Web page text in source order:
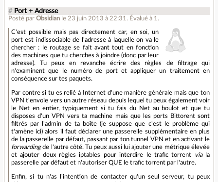
# Port + Adresse
Posté par Obsidian le 23 juin 2013 à 22:31. Évalué à 1.
C'est possible mais pas directement car, en soi, un
port est indissociable de l'adresse à laquelle on va le
chercher : le routage se fait avant tout en fonction
des machines que tu cherches à joindre (donc par leur
adresse). Tu peux en revanche écrire des règles de filtrage qui
n'examinent que le numéro de port et appliquer un traitement en
conséquence sur tes paquets.
Par contre si tu es relié à Internet d'une manière générale mais que ton
VPN t'envoie vers un autre réseau depuis lequel tu peux également voir
le Net en entier, typiquement si tu fais du Net au boulot et que tu
disposes d'un VPN vers ta machine mais que les ports Bittorent sont
filtrés par l'admin de ta boîte (je suppose que c'est le problème qui
t'amène ici) alors il faut déclarer une passerelle supplémentaire en plus
de la passerelle par défaut, passant par ton tunnel VPN et en activant le
forwardingde l'autre côté. Tu peux aussi lui ajouter une métrique élevée
et ajouter deux règles iptables pour interdire le trafic torrent
viala
passerelle par défaut et n'autoriser QUE le trafic torrent par l'autre.
Enfin, si tu n'as l'intention de contacter qu'un seul serveur, tu peux